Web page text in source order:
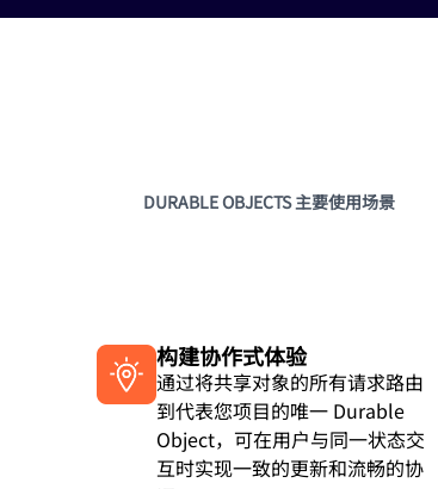
DURABLE OBJECTS 主要使用场景
构建协作式体验
通过将共享对象的所有请求路由
到代表您项目的唯一 Durable
Object，可在用户与同一状态交
互时实现一致的更新和流畅的协